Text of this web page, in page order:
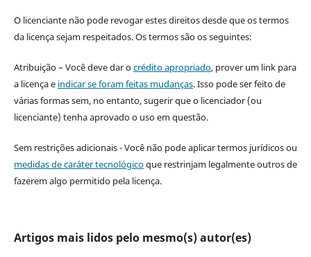
O licenciante não pode revogar estes direitos desde que os termos
da licença sejam respeitados. Os termos são os seguintes:
Atribuição – Você deve dar ocrédito apropriado, prover um link para
a licença e indicar se foram feitas mudanças. Isso pode ser feito de
várias formas sem, no entanto, sugerir que o licenciador (ou
licenciante) tenha aprovado o uso em questão.
Sem restrições adicionais - Você não pode aplicar termos jurídicos ou
medidas de caráter tecnológicoque restrinjam legalmente outros de
fazerem algo permitido pela licença.
Artigos mais lidos pelo mesmo(s) autor(es)